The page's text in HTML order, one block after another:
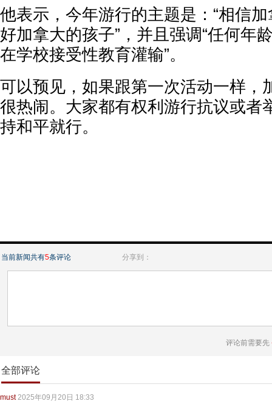
他表示，今年游行的主题是：“相信
好加拿大的孩子”，并且强调“任何年
在学校接受性教育灌输”。
可以预见，如果跟第一次活动一样，
很热闹。大家都有权利游行抗议或者
持和平就行。
当前新闻共有5条评论 分享到：
评论前需要先
全部评论
must 2025年09月20日 18:33